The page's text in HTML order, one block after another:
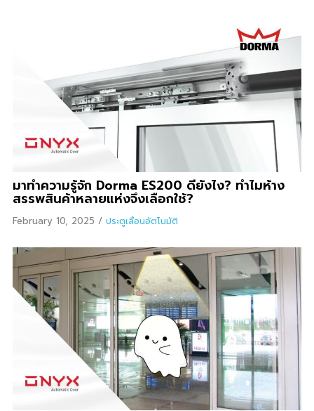
มาทำความรู้จัก Dorma ES200 ดียังไง? ทำไมห้าง
สรรพสินค้าหลายแห่งจึงเลือกใช้?
February 10, 2025 / ประตูเลื่อนอัตโนมัติ